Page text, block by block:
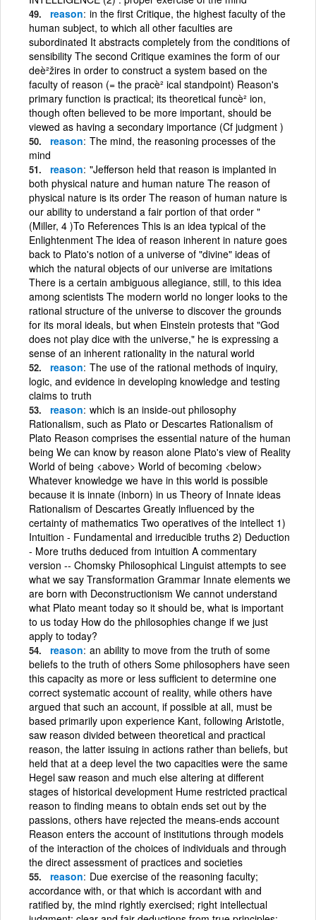
reason in the first Critique, the highest faculty of the
human subject, to which all other faculties are
subordinated It abstracts completely from the conditions of
sensibility The second Critique examines the form of our
deè²žires in order to construct a system based on the
faculty of reason (= the pracè² ical standpoint) Reason's
primary function is practical; its theoretical funcè² ion,
though often believed to be more important, should be
viewed as having a secondary importance (Cf judgment )
reason The mind, the reasoning processes of the
mind
reason "Jefferson held that reason is implanted in
both physical nature and human nature The reason of
physical nature is its order The reason of human nature is
our ability to understand a fair portion of that order "
(Miller, 4 )To References This is an idea typical of the
Enlightenment The idea of reason inherent in nature goes
back to Plato's notion of a universe of "divine" ideas of
which the natural objects of our universe are imitations
There is a certain ambiguous allegiance, still, to this idea
among scientists The modern world no longer looks to the
rational structure of the universe to discover the grounds
for its moral ideals, but when Einstein protests that "God
does not play dice with the universe," he is expressing a
sense of an inherent rationality in the natural world
reason The use of the rational methods of inquiry,
logic, and evidence in developing knowledge and testing
claims to truth
reason which is an inside-out philosophy
Rationalism, such as Plato or Descartes Rationalism of
Plato Reason comprises the essential nature of the human
being We can know by reason alone Plato's view of Reality
World of being <above> World of becoming <below>
Whatever knowledge we have in this world is possible
because it is innate (inborn) in us Theory of Innate ideas
Rationalism of Descartes Greatly influenced by the
certainty of mathematics Two operatives of the intellect 1)
Intuition - Fundamental and irreducible truths 2) Deduction
- More truths deduced from intuition A commentary
version -- Chomsky Philosophical Linguist attempts to see
what we say Transformation Grammar Innate elements we
are born with Deconstructionism We cannot understand
what Plato meant today so it should be, what is important
to us today How do the philosophies change if we just
apply to today?
reason an ability to move from the truth of some
beliefs to the truth of others Some philosophers have seen
this capacity as more or less sufficient to determine one
correct systematic account of reality, while others have
argued that such an account, if possible at all, must be
based primarily upon experience Kant, following Aristotle,
saw reason divided between theoretical and practical
reason, the latter issuing in actions rather than beliefs, but
held that at a deep level the two capacities were the same
Hegel saw reason and much else altering at different
stages of historical development Hume restricted practical
reason to finding means to obtain ends set out by the
passions, others have rejected the means-ends account
Reason enters the account of institutions through models
of the interaction of the choices of individuals and through
the direct assessment of practices and societies
reason Due exercise of the reasoning faculty;
accordance with, or that which is accordant with and
ratified by, the mind rightly exercised; right intellectual